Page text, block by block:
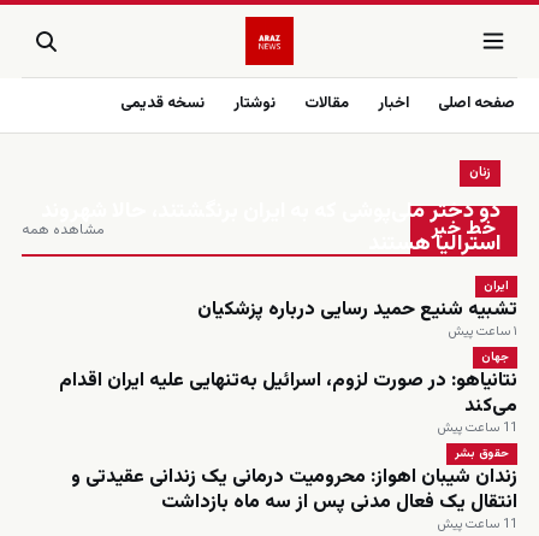
صفحه اصلی اخبار مقالات نوشتار نسخه قدیمی
زنده
خط خبر مشاهده همه
زنان
دو دختر ملی‌پوشی که به ایران برنگشتند، حالا شهروند
استرالیا هستند
ایران
تشبیه شنیع حمید رسایی درباره پزشکیان
۱ ساعت پیش
جهان
نتانیاهو: در صورت لزوم، اسرائیل به‌تنهایی علیه ایران اقدام
می‌کند
11 ساعت پیش
حقوق بشر
زندان شیبان اهواز: محرومیت درمانی یک زندانی عقیدتی و
انتقال یک فعال مدنی پس از سه ماه بازداشت
11 ساعت پیش